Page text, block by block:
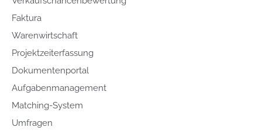
Faktura
Warenwirtschaft
Projektzeiterfassung
Dokumentenportal
Aufgabenmanagement
Matching-System
Umfragen